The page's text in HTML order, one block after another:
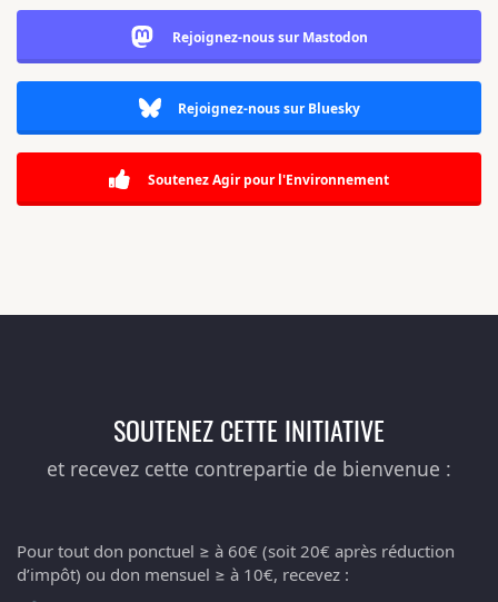
Rejoignez-nous sur Mastodon
Rejoignez-nous sur Bluesky
Soutenez Agir pour l'Environnement
SOUTENEZ CETTE INITIATIVE
et recevez cette contrepartie de bienvenue :
Pour tout don ponctuel ≥ à 60€ (soit 20€ après réduction
d’impôt) ou don mensuel ≥ à 10€, recevez :